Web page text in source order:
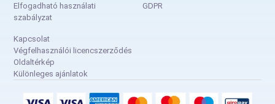
Elfogadható használati
szabályzat
GDPR
Kapcsolat
Végfelhasználói licencszerződés
Oldaltérkép
Különleges ajánlatok